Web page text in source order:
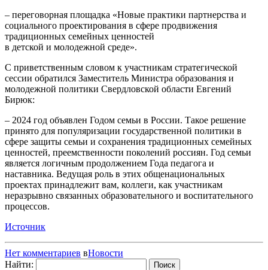
– переговорная площадка «Новые практики партнерства и
социального проектирования в сфере продвижения
традиционных семейных ценностей
в детской и молодежной среде».
С приветственным словом к участникам стратегической
сессии обратился Заместитель Министра образования и
молодежной политики Свердловской области Евгений
Бирюк:
– 2024 год объявлен Годом семьи в России. Такое решение
принято для популяризации государственной политики в
сфере защиты семьи и сохранения традиционных семейных
ценностей, преемственности поколений россиян. Год семьи
является логичным продолжением Года педагога и
наставника. Ведущая роль в этих общенациональных
проектах принадлежит вам, коллеги, как участникам
неразрывно связанных образовательного и воспитательного
процессов.
Источник
Нет комментариев вНовости
Найти: